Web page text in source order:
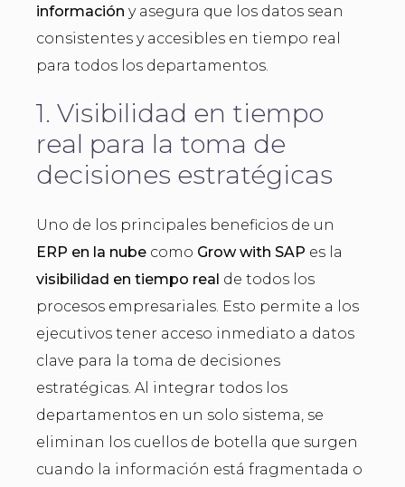
información y asegura que los datos sean
consistentes y accesibles en tiempo real
para todos los departamentos.
1. Visibilidad en tiempo
real para la toma de
decisiones estratégicas
Uno de los principales beneficios de un
ERP en la nube como Grow with SAP es la
visibilidad en tiempo real de todos los
procesos empresariales. Esto permite a los
ejecutivos tener acceso inmediato a datos
clave para la toma de decisiones
estratégicas. Al integrar todos los
departamentos en un solo sistema, se
eliminan los cuellos de botella que surgen
cuando la información está fragmentada o